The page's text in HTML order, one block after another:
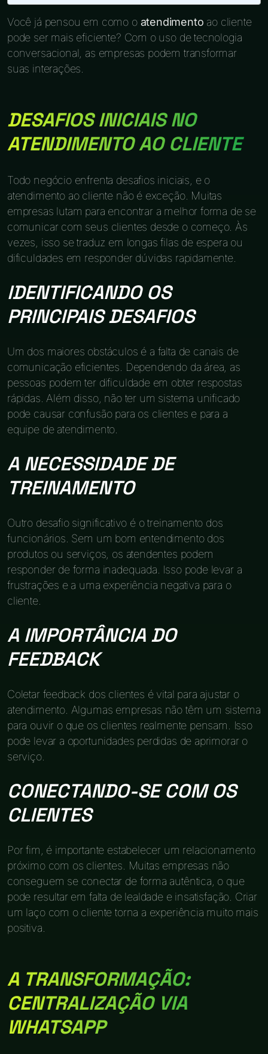
Você já pensou em como o atendimento ao cliente
pode ser mais eficiente? Com o uso de tecnologia
conversacional, as empresas podem transformar
suas interações.
DESAFIOS INICIAIS NO
ATENDIMENTO AO CLIENTE
Todo negócio enfrenta desafios iniciais, e o
atendimento ao cliente não é exceção. Muitas
empresas lutam para encontrar a melhor forma de se
comunicar com seus clientes desde o começo. Às
vezes, isso se traduz em longas filas de espera ou
dificuldades em responder dúvidas rapidamente.
IDENTIFICANDO OS
PRINCIPAIS DESAFIOS
Um dos maiores obstáculos é a falta de canais de
comunicação eficientes. Dependendo da área, as
pessoas podem ter dificuldade em obter respostas
rápidas. Além disso, não ter um sistema unificado
pode causar confusão para os clientes e para a
equipe de atendimento.
A NECESSIDADE DE
TREINAMENTO
Outro desafio significativo é o treinamento dos
funcionários. Sem um bom entendimento dos
produtos ou serviços, os atendentes podem
responder de forma inadequada. Isso pode levar a
frustrações e a uma experiência negativa para o
cliente.
A IMPORTÂNCIA DO
FEEDBACK
Coletar feedback dos clientes é vital para ajustar o
atendimento. Algumas empresas não têm um sistema
para ouvir o que os clientes realmente pensam. Isso
pode levar a oportunidades perdidas de aprimorar o
serviço.
CONECTANDO-SE COM OS
CLIENTES
Por fim, é importante estabelecer um relacionamento
próximo com os clientes. Muitas empresas não
conseguem se conectar de forma autêntica, o que
pode resultar em falta de lealdade e insatisfação. Criar
um laço com o cliente torna a experiência muito mais
positiva.
A TRANSFORMAÇÃO:
CENTRALIZAÇÃO VIA
WHATSAPP